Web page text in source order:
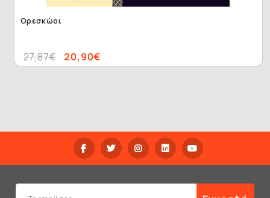
Ορεσκώοι
20,90€
27,87€